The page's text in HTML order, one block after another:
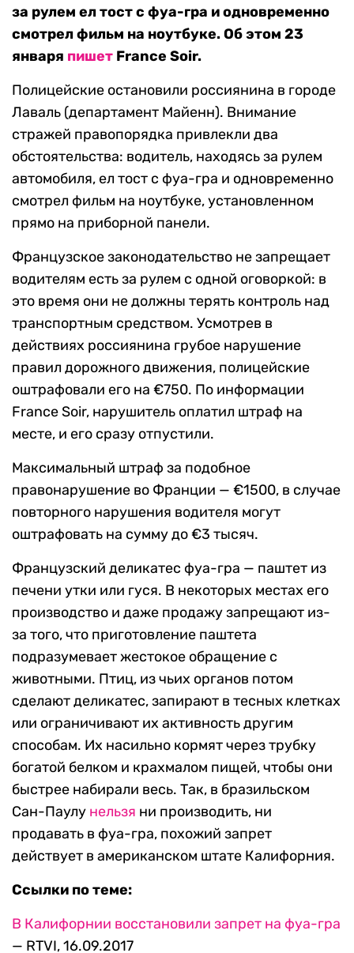
за рулем ел тост с фуа-гра и одновременно
смотрел фильм на ноутбуке. Об этом 23
января пишет France Soir.
Полицейские остановили россиянина в городе
Лаваль (департамент Майенн). Внимание
стражей правопорядка привлекли два
обстоятельства: водитель, находясь за рулем
автомобиля, ел тост с фуа-гра и одновременно
смотрел фильм на ноутбуке, установленном
прямо на приборной панели.
Французское законодательство не запрещает
водителям есть за рулем с одной оговоркой: в
это время они не должны терять контроль над
транспортным средством. Усмотрев в
действиях россиянина грубое нарушение
правил дорожного движения, полицейские
оштрафовали его на €750. По информации
France Soir, нарушитель оплатил штраф на
месте, и его сразу отпустили.
Максимальный штраф за подобное
правонарушение во Франции — €1500, в случае
повторного нарушения водителя могут
оштрафовать на сумму до €3 тысяч.
Французский деликатес фуа-гра — паштет из
печени утки или гуся. В некоторых местах его
производство и даже продажу запрещают из-
за того, что приготовление паштета
подразумевает жестокое обращение с
животными. Птиц, из чьих органов потом
сделают деликатес, запирают в тесных клетках
или ограничивают их активность другим
способам. Их насильно кормят через трубку
богатой белком и крахмалом пищей, чтобы они
быстрее набирали весь. Так, в бразильском
Сан-Паулу нельзя ни производить, ни
продавать в фуа-гра, похожий запрет
действует в американском штате Калифорния.
Ссылки по теме:
В Калифорнии восстановили запрет на фуа-гра
— RTVI, 16.09.2017